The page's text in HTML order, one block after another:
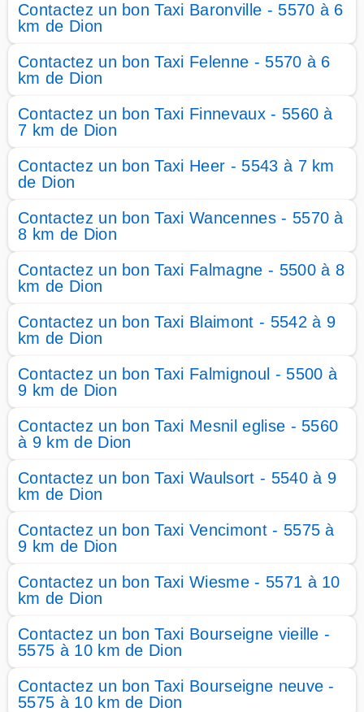
Contactez un bon Taxi Baronville - 5570 à 6
km de Dion
Contactez un bon Taxi Felenne - 5570 à 6
km de Dion
Contactez un bon Taxi Finnevaux - 5560 à
7 km de Dion
Contactez un bon Taxi Heer - 5543 à 7 km
de Dion
Contactez un bon Taxi Wancennes - 5570 à
8 km de Dion
Contactez un bon Taxi Falmagne - 5500 à 8
km de Dion
Contactez un bon Taxi Blaimont - 5542 à 9
km de Dion
Contactez un bon Taxi Falmignoul - 5500 à
9 km de Dion
Contactez un bon Taxi Mesnil eglise - 5560
à 9 km de Dion
Contactez un bon Taxi Waulsort - 5540 à 9
km de Dion
Contactez un bon Taxi Vencimont - 5575 à
9 km de Dion
Contactez un bon Taxi Wiesme - 5571 à 10
km de Dion
Contactez un bon Taxi Bourseigne vieille -
5575 à 10 km de Dion
Contactez un bon Taxi Bourseigne neuve -
5575 à 10 km de Dion